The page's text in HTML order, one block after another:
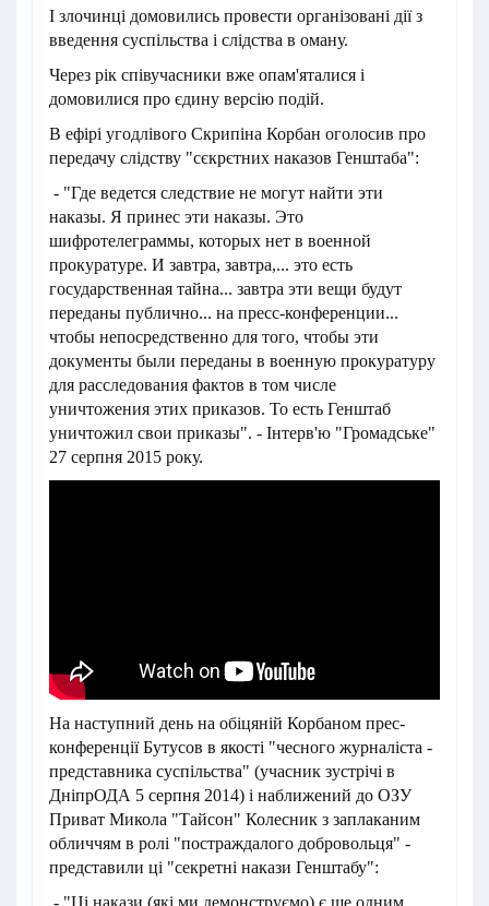
І злочинці домовились провести організовані дії з
введення суспільства і слідства в оману.
Через рік співучасники вже опам'яталися і
домовилися про єдину версію подій.
В ефірі угодлівого Скрипіна Корбан оголосив про
передачу слідству "сєкрєтних наказов Генштаба":
- "Где ведется следствие не могут найти эти
наказы. Я принес эти наказы. Это
шифротелеграммы, которых нет в военной
прокуратуре. И завтра, завтра,... это есть
государственная тайна... завтра эти вещи будут
переданы публично... на пресс-конференции...
чтобы непосредственно для того, чтобы эти
документы были переданы в военную прокуратуру
для расследования фактов в том числе
уничтожения этих приказов. То есть Генштаб
уничтожил свои приказы". - Інтерв'ю "Громадське"
27 серпня 2015 року.
На наступний день на обіцяній Корбаном прес-
конференції Бутусов в якості "чесного журналіста -
представника суспільства" (учасник зустрічі в
ДніпрОДА 5 серпня 2014) і наближений до ОЗУ
Приват Микола "Тайсон" Колесник з заплаканим
обличчям в ролі "постраждалого добровольця" -
представили ці "секретні накази Генштабу":
- "Ці накази (які ми демонструємо) є ще одним